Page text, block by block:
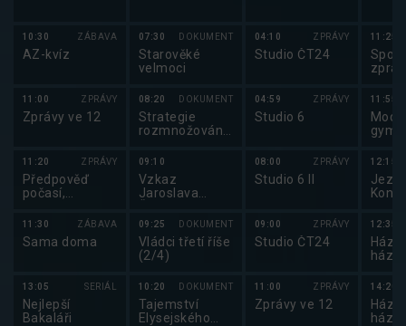
10:30 ZÁBAVA
AZ-kvíz
11:00 ZPRÁVY
Zprávy ve 12
11:20 ZPRÁVY
Předpověď
počasí,
zprávy,
Události v
regionech plus
11:30 ZÁBAVA
Sama doma
13:05 SERIÁL
Nejlepší
Bakaláři
07:30 DOKUMENT
Starověké
velmoci
08:20 DOKUMENT
Strategie
rozmnožování
09:10
Vzkaz
Jaroslava
09:25 DOKUMENT
Vládci třetí říše
(2/4)
10:20 DOKUMENT
Tajemství
Elysejského
04:10 ZPRÁVY
Studio ČT24
04:59 ZPRÁVY
Studio 6
08:00 ZPRÁVY
Studio 6 II
09:00 ZPRÁVY
Studio ČT24
11:00 ZPRÁVY
Zprávy ve 12
11:25
11:55
2025
12:15
Koně
12:35
14:20